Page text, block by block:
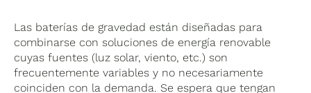
Las baterías de gravedad están diseñadas para
combinarse con soluciones de energía renovable
cuyas fuentes (luz solar, viento, etc.) son
frecuentemente variables y no necesariamente
coinciden con la demanda. Se espera que tengan